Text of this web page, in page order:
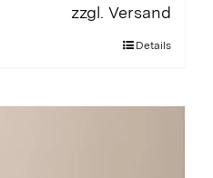
zzgl. Versand
Details